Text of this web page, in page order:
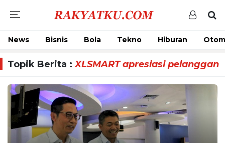
News Bisnis Bola Tekno Hiburan
Topik Berita :XLSMART apresiasi pelanggan